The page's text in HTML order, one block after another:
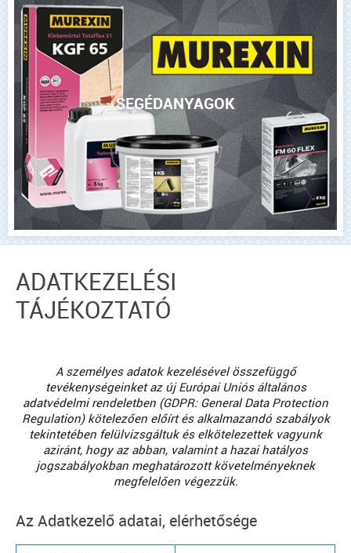
SEGÉDANYAGOK
ADATKEZELÉSI
TÁJÉKOZTATÓ
A személyes adatok kezelésével összefüggő
tevékenységeinket az új Európai Uniós általános
adatvédelmi rendeletben (GDPR: General Data Protection
Regulation) kötelezően előírt és alkalmazandó szabályok
tekintetében felülvizsgáltuk és elkötelezettek vagyunk
aziránt, hogy az abban, valamint a hazai hatályos
jogszabályokban meghatározott követelményeknek
megfelelően végezzük.
Az Adatkezelő adatai, elérhetősége